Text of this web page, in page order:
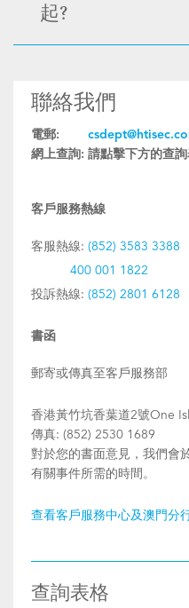
起?
聯絡我們
電郵:
網上查詢: 請點擊下方的查
客戶服務熱線
客服熱線: (852) 3583 3388
400 001 1822
投訴熱線: (852) 2801 6128
書函
郵寄或傳真至客戶服務部
香港黃竹坑香葉道2號One
傳真: (852) 2530 1689
對於您的書面意見，我們會
有關事件所需的時間。
查看客戶服務中心及澳門分
查詢表格